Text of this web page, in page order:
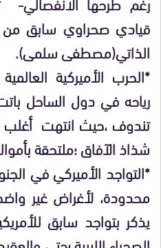
قيادي صحراوي سابق من
الذاتي(مصطفى سلمى).
*الحرب الأميركية
رياحه في دول الساحل
تندوف ،حيث انتهت أغلب
شذاذ الآفاق ؛ملتحقة
*التواجد الأميركي في
محدودة، لأغراض غير
يذكر بتواجد سابق